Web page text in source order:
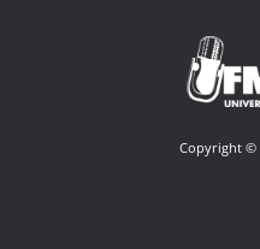
Copyright ©